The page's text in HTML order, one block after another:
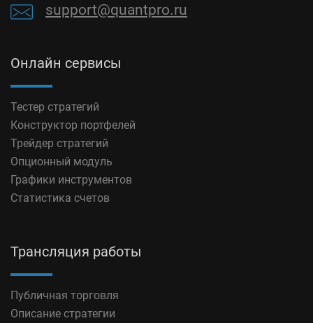
support@quantpro.ru
Онлайн сервисы
Тестер стратегий
Конструктор портфелей
Трейдер стратегий
Опционный модуль
Графики инструментов
Статистика счетов
Трансляция работы
Публичная торговля
Описание стратегии